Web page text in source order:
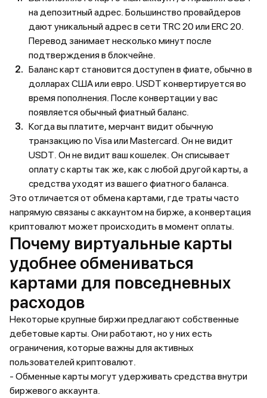
на депозитный адрес. Большинство провайдеров
дают уникальный адрес в сети TRC 20 или ERC 20.
Перевод занимает несколько минут после
подтверждения в блокчейне.
Баланс карт становится доступен в фиате, обычно в
долларах США или евро. USDT конвертируется во
время пополнения. После конвертации у вас
появляется обычный фиатный баланс.
Когда вы платите, мерчант видит обычную
транзакцию по Visa или Mastercard. Он не видит
USDT. Он не видит ваш кошелек. Он списывает
оплату с карты так же, как с любой другой карты, а
средства уходят из вашего фиатного баланса.
Это отличается от обмена картами, где траты часто
напрямую связаны с аккаунтом на бирже, а конвертация
криптовалют может происходить в момент оплаты.
Почему виртуальные карты
удобнее обмениваться
картами для повседневных
расходов
Некоторые крупные биржи предлагают собственные
дебетовые карты. Они работают, но у них есть
ограничения, которые важны для активных
пользователей криптовалют.
- Обменные карты могут удерживать средства внутри
биржевого аккаунта.